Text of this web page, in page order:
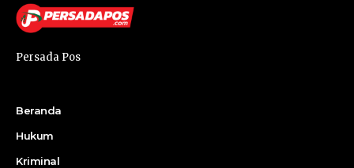
Persada Pos
Beranda
Hukum
Kriminal